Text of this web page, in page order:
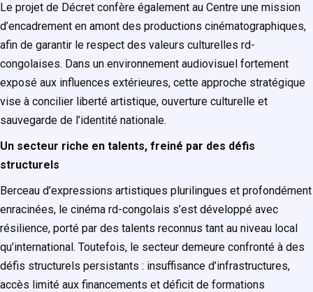
Le projet de Décret confère également au Centre une mission
d’encadrement en amont des productions cinématographiques,
afin de garantir le respect des valeurs culturelles rd-
congolaises. Dans un environnement audiovisuel fortement
exposé aux influences extérieures, cette approche stratégique
vise à concilier liberté artistique, ouverture culturelle et
sauvegarde de l’identité nationale.
Un secteur riche en talents, freiné par des défis
structurels
Berceau d’expressions artistiques plurilingues et profondément
enracinées, le cinéma rd-congolais s’est développé avec
résilience, porté par des talents reconnus tant au niveau local
qu’international. Toutefois, le secteur demeure confronté à des
défis structurels persistants : insuffisance d’infrastructures,
accès limité aux financements et déficit de formations